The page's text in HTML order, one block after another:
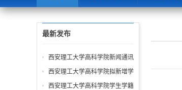
最新发布
西安理工大学高科学院新闻通讯
员、舆情信息员、网络评论员管
理办法（修订稿）
西安理工大学高科学院拟新增学
位授权学科或专业学位授权点的
西安理工大学高科学院学生学籍